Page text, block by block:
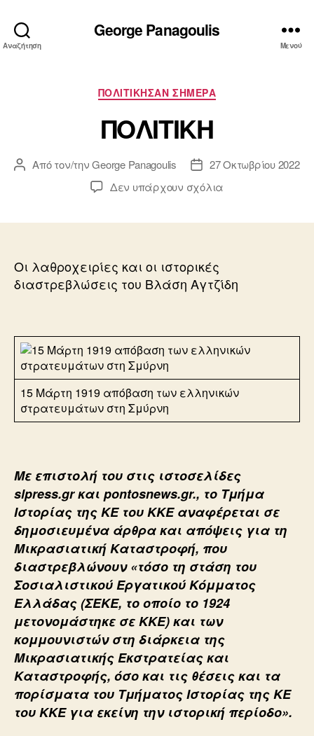
Αναζήτηση
George Panagoulis
Μενού
Κατηγορίες
ΠΟΛΙΤΙΚΗΣΑΝ ΣΗΜΕΡΑ
ΠΟΛΙΤΙΚΗ
Συντάκτης
Από τον/τηνGeorge Panagoulis
Ημ.
δημοσίευσης
27 Οκτωβρίου 2022
Δεν υπάρχουν σχόλια
Οι λαθροχειρίες και οι ιστορικές
διαστρεβλώσεις του Βλάση Αγτζίδη
15 Μάρτη 1919 απόβαση των ελληνικών
στρατευμάτων στη Σμύρνη
Με επιστολή του στις ιστοσελίδες
slpress.gr και pontosnews.gr., το Τμήμα
Ιστορίας της ΚΕ του ΚΚΕ αναφέρεται σε
δημοσιευμένα άρθρα και απόψεις για τη
Μικρασιατική Καταστροφή, που
διαστρεβλώνουν «τόσο τη στάση του
Σοσιαλιστικού Εργατικού Κόμματος
Ελλάδας (ΣΕΚΕ, το οποίο το 1924
μετονομάστηκε σε ΚΚΕ) και των
κομμουνιστών στη διάρκεια της
Μικρασιατικής Εκστρατείας και
Καταστροφής, όσο και τις θέσεις και τα
πορίσματα του Τμήματος Ιστορίας της ΚΕ
του ΚΚΕ για εκείνη την ιστορική περίοδο».